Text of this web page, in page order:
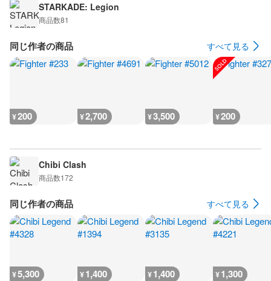
STARKADE: Legion
商品数81
同じ作者の商品 すべて見る
¥200 ¥2,700 ¥3,500 ¥200
Chibi Clash
商品数172
同じ作者の商品 すべて見る
¥5,300 ¥1,400 ¥1,400 ¥1,300